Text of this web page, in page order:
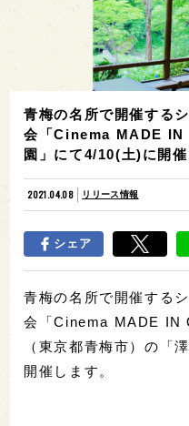
青梅の名所で開催する
会「Cinema MADE IN
園」にて4/10(土)に開催
2021.04.08 リリース情報
シェア
青梅の名所で開催する
会「Cinema MADE IN
（東京都青梅市）の「
開催します。